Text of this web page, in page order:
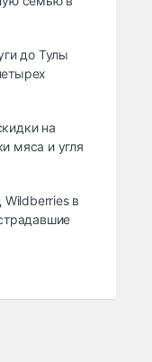
до Тулы
на
мяса и угля
Wildberries в